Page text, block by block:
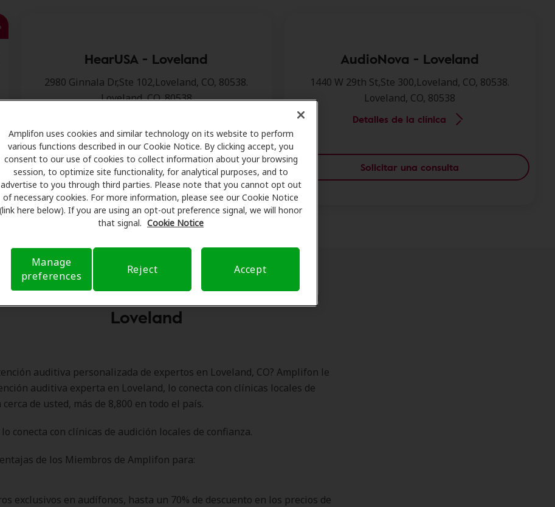
Amplifon uses cookies and similar technology on its website to perform
various functions described in our Cookie Notice. By clicking accept, you
consent to our use of cookies to collect information about your browsing
session, to optimize site functionality, for analytical purposes, and to
advertise to you through third parties. Please note that you cannot opt out
of necessary cookies. For more information, please see our Cookie Notice
(link here below). If you are using an opt-out preference signal, we will honor
that signal. Cookie Notice
Manage
preferences
Reject Accept
HearUSA - Loveland
2980 Ginnala Dr,Ste 102,Loveland, CO, 80538.
Loveland, CO, 80538
Solicitar una consulta
AudioNova - Loveland
1440 W 29th St,Ste 300,Loveland, CO, 80538.
Loveland, CO, 80538
Detalles de la clínica
Solicitar una consulta
de Amplifon Hearing Health Care en
Loveland
auditiva personalizada de expertos en Loveland, CO? Amplifon le
auditiva experta en Loveland, lo conecta con clínicas locales de
de usted, más de 8,800 en todo el país.
conecta con clínicas de audición locales de confianza.
de los Miembros de Amplifon para:
exclusivos en audífonos, hasta un 70% de descuento en los precios de